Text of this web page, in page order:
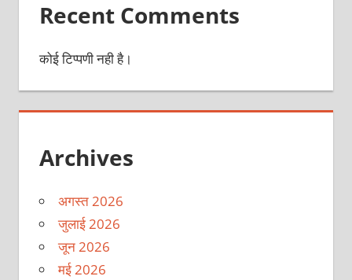
Recent Comments
कोई टिप्पणी नही है।
Archives
अगस्त 2026
जुलाई 2026
जून 2026
मई 2026